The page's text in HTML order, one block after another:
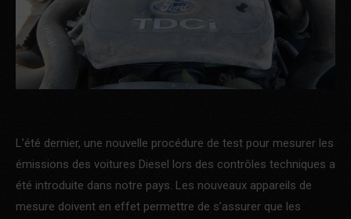
L’été dernier, une nouvelle procédure de test pour mesurer les
émissions des voitures Diesel lors des contrôles techniques a
été introduite dans notre pays. Les nouveaux appareils de
mesure doivent en effet permettre de s’assurer que les